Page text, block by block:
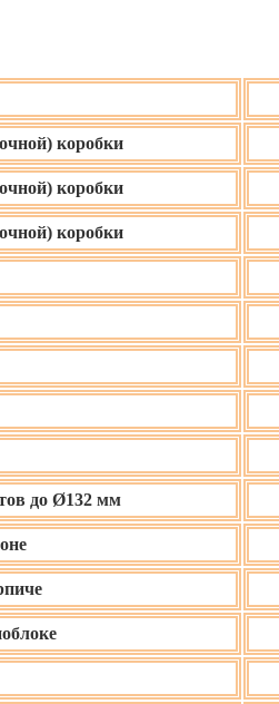
коробки
коробки
коробки
до Ø132 мм